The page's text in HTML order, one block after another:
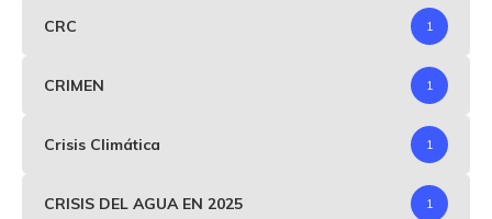
CRC 1
CRIMEN 1
Crisis Climática 1
CRISIS DEL AGUA EN 2025 1